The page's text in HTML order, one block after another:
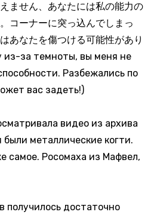
ません、あなたには私の能力の
コーナーに突っ込んでしまっ
あなたを傷つける可能性があり
из-за темноты, вы меня не
Разбежались по
вас задеть!)
видео из архива
были металлические когти.
самое. Росомаха из Мафвел,
получилось достаточно